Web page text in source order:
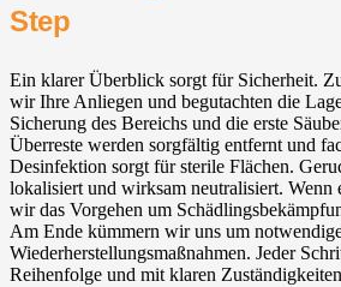
Step
Ein klarer Überblick sorgt für Sicherheit.
wir Ihre Anliegen und begutachten die
Sicherung des Bereichs und die erste
Überreste werden sorgfältig entfernt und
Desinfektion sorgt für sterile Flächen.
lokalisiert und wirksam neutralisiert. Wenn
wir das Vorgehen um
Am Ende kümmern wir uns um
Wiederherstellungsmaßnahmen. Jeder
Reihenfolge und mit klaren